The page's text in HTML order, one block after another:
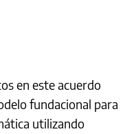
en este acuerdo
fundacional para
utilizando